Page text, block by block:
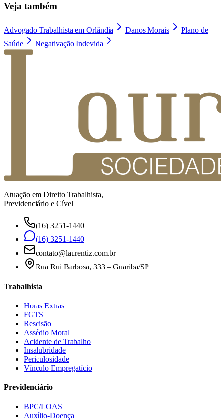
Veja também
Advogado Trabalhista em Orlândia Danos Morais
Plano de
Saúde
Negativação Indevida
Atuação em Direito Trabalhista,
Previdenciário e Cível.
(16) 3251-1440
(16) 3251-1440
contato@laurentiz.com.br
Rua Rui Barbosa, 333 – Guariba/SP
Trabalhista
Horas Extras
FGTS
Rescisão
Assédio Moral
Acidente de Trabalho
Insalubridade
Periculosidade
Vínculo Empregatício
Previdenciário
BPC/LOAS
Auxílio-Doença